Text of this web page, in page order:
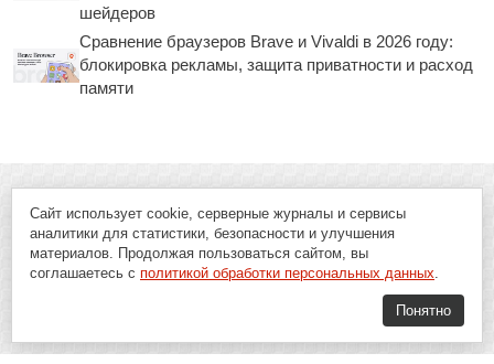
шейдеров
Сравнение браузеров Brave и Vivaldi в 2026 году:
блокировка рекламы, защита приватности и расход
памяти
Сайт использует cookie, серверные журналы и сервисы
аналитики для статистики, безопасности и улучшения
материалов. Продолжая пользоваться сайтом, вы
соглашаетесь с политикой обработки персональных данных.
Понятно